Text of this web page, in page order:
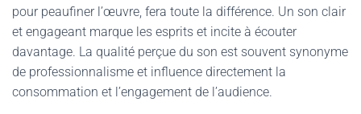
pour peaufiner l’œuvre, fera toute la différence. Un son clair
et engageant marque les esprits et incite à écouter
davantage. La qualité perçue du son est souvent synonyme
de professionnalisme et influence directement la
consommation et l’engagement de l’audience.